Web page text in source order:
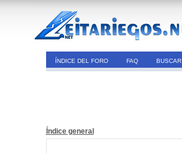
ÍNDICE DEL FORO FAQ BUSCAR
Índice general